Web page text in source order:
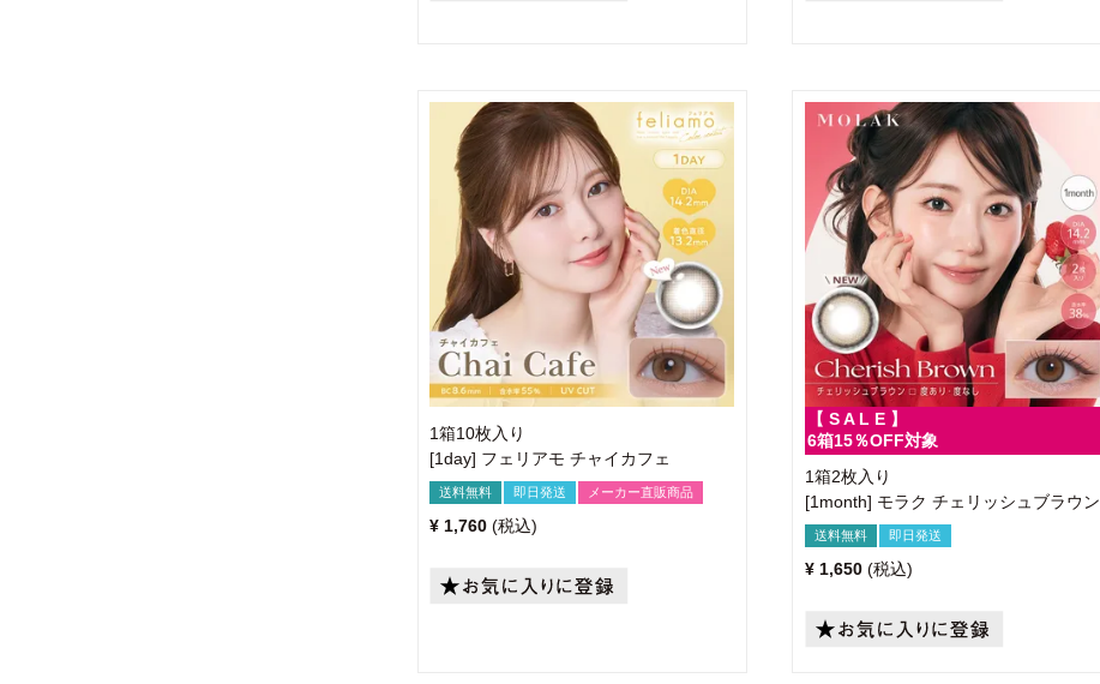
1箱10枚入り
[1day] フェリアモ チャイカフェ
送料無料 即日発送 メーカー直販商品
¥ 1,760 税込
【 S A L E 】
6箱15％OFF対象
1箱2枚入り
[1month] モラク チェリッシュブラウン
送料無料 即日発送
¥ 1,650 税込